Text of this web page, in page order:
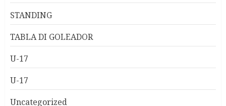
STANDING
TABLA DI GOLEADOR
U-17
U-17
Uncategorized